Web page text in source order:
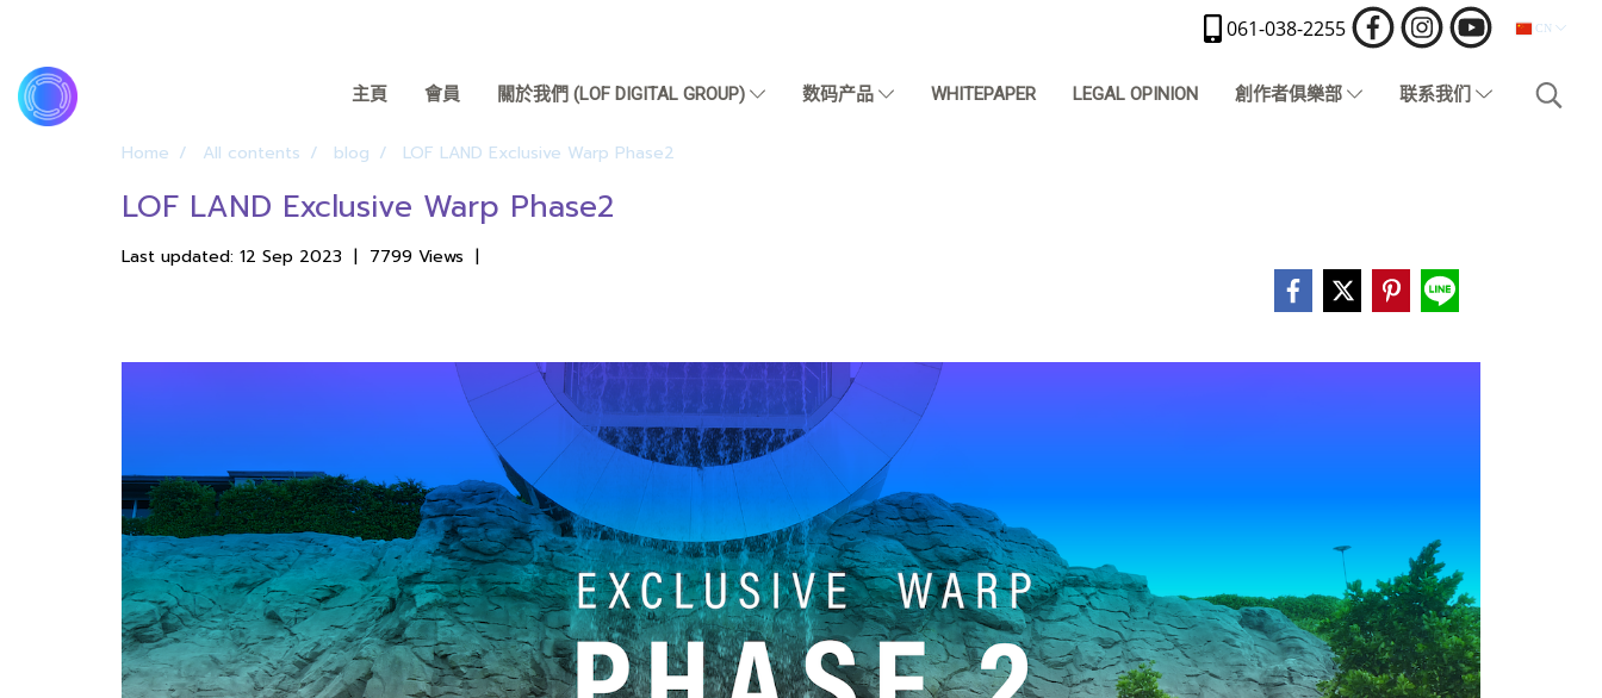
061-038-2255 CN
主頁 會員 關於我們 (LOF DIGITAL GROUP) 数码产品 WHITEPAPER LEGAL OPINION 創作者俱樂部 联系我们
Home All contents blog LOF LAND Exclusive Warp Phase2
LOF LAND Exclusive Warp Phase2
Last updated: 12 Sep 2023 | 7799 Views |